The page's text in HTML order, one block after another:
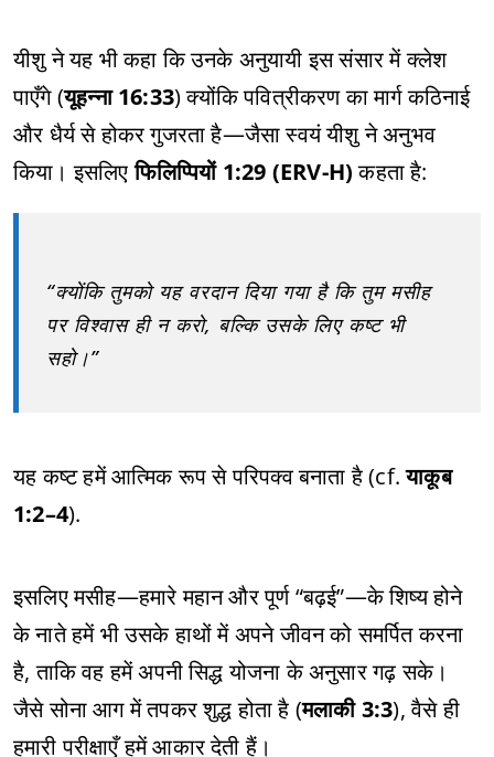
यीशु ने यह भी कहा कि उनके अनुयायी इस संसार में क्लेश
पाएँगे (यूहन्ना 16:33) क्योंकि पवित्रीकरण का मार्ग कठिनाई
और धैर्य से होकर गुजरता है—जैसा स्वयं यीशु ने अनुभव
किया। इसलिएफिलिप्पियों 1:29 (ERV-H)कहता है:
“क्योंकि तुमको यह वरदान दिया गया है कि तुम मसीह
पर विश्वास ही न करो, बल्कि उसके लिए कष्ट भी
सहो।”
यह कष्ट हमें आत्मिक रूप से परिपक्व बनाता है (cf.याकूब
1:2–4).
इसलिए मसीह—हमारे महान और पूर्ण “बढ़ई”—के शिष्य होने
के नाते हमें भी उसके हाथों में अपने जीवन को समर्पित करना
है, ताकि वह हमें अपनी सिद्ध योजना के अनुसार गढ़ सके।
जैसे सोना आग में तपकर शुद्ध होता है (मलाकी 3:3), वैसे ही
हमारी परीक्षाएँ हमें आकार देती हैं।